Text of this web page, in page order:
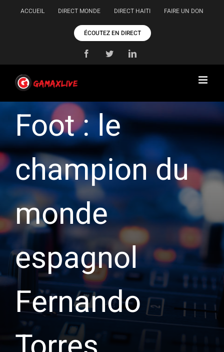
PasserACCUEIL DIRECT MONDE DIRECT HAITI FAIRE UN DON
ÉCOUTEZ EN DIRECT
FacebookTwitterLinkedIn
Foot : le
champion du
monde
espagnol
Fernando